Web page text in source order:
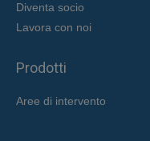
Diventa socio
Lavora con noi
Prodotti
Aree di intervento